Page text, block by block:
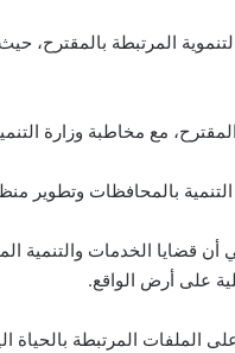
المرتبطة
مع مخاطبة وزارة
بالمحافظات وتطوير
قضايا الخدمات والتنمية
على أرض الواقع.
الملفات المرتبطة